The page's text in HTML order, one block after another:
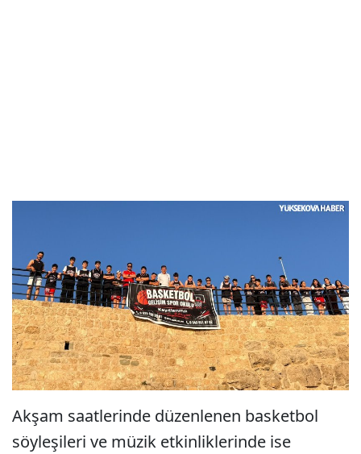
Akşam saatlerinde düzenlenen basketbol
söyleşileri ve müzik etkinliklerinde ise